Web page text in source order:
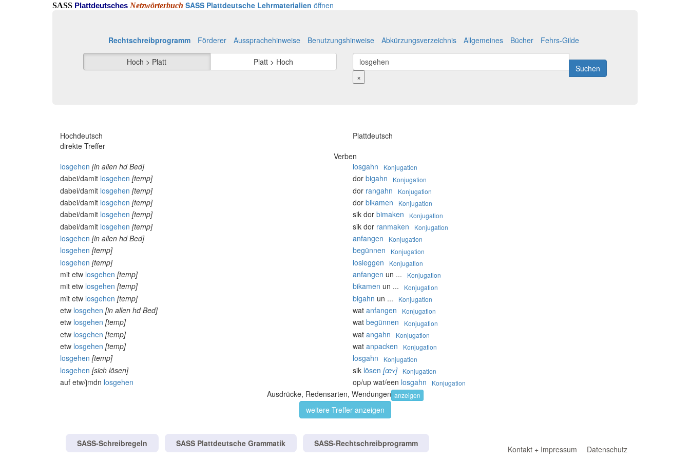
SASS Plattdeutsches Netzwörterbuch SASS Plattdeutsche Lehrmaterialien öffnen
Rechtschreibprogramm Förderer Aussprachehinweise Benutzungshinweise Abkürzungsverzeichnis Allgemeines Bücher Fehrs-Gilde
Hoch > Platt
Platt > Hoch
×
Suchen
Hochdeutsch
Plattdeutsch
direkte Treffer
Verben
losgehen [in allen hd Bed] losgahn Konjugation
dabei/damit losgehen [temp] dor bigahn Konjugation
dabei/damit losgehen [temp] dor rangahn Konjugation
dabei/damit losgehen [temp] dor bikamen Konjugation
dabei/damit losgehen [temp] sik dor bimaken Konjugation
dabei/damit losgehen [temp] sik dor ranmaken Konjugation
losgehen [in allen hd Bed] anfangen Konjugation
losgehen [temp] begünnen Konjugation
losgehen [temp] losleggen Konjugation
mit etw losgehen [temp] anfangen un ... Konjugation
mit etw losgehen [temp] bikamen un ... Konjugation
mit etw losgehen [temp] bigahn un ... Konjugation
etw losgehen [in allen hd Bed] wat anfangen Konjugation
etw losgehen [temp] wat begünnen Konjugation
etw losgehen [temp] wat angahn Konjugation
etw losgehen [temp] wat anpacken Konjugation
losgehen [temp] losgahn Konjugation
losgehen [sich lösen] sik lösen [œʏ] Konjugation
auf etw/jmdn losgehen op/up wat/een losgahn Konjugation
Ausdrücke, Redensarten, Wendungen anzeigen
weitere Treffer anzeigen
SASS-Schreibregeln SASS Plattdeutsche Grammatik SASS-Rechtschreibprogramm
Kontakt + Impressum Datenschutz